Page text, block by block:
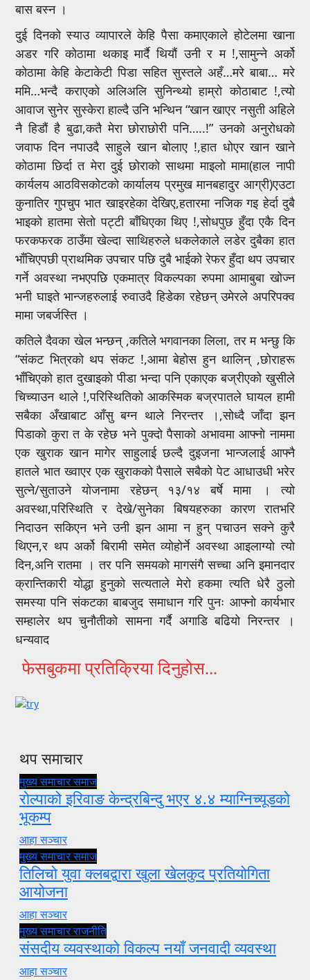
बास बस्न ।
दुई दिनको स्याउ व्यापारले केहि पैसा कमाएकाले होटेलमा खाना
अडर गरि कोठामा थकाइ मार्दै थियौं उनी र म !,सामुन्ने अर्को
कोठामा केहि केटाकेटी पिडा सहित सुस्तले अहँ…मरे बाबा… मरे
ममि…भन्दै कराएको अलिअलि सुनिन्थ्यो हाम्रो कोठाबाट !,त्यो
आवाज सुनेर सुस्केरा हाल्दै उनि भन्थिन “खान खाएर नसुती अहिले
नै हिडौं है बुढा,कतै मेरा छोराछोरी पनि…..!” उनको अनुरोधको
जवाफ दिन नपाउदै साहुले खान बोलाए !,हात धोएर खान खाने
कोठामा छिर्दा त मेरा दुई छोराको साथमा माइलो मामा(हाल नापी
कार्यलय आठविसकोटको कार्यालय प्रमुख मानबहादुर आग्री)एउटा
कुनातिर गुपचुप भात खाइरहेका देखिए,हतारमा नजिक गइ हेर्दा दुबै
भाइको हातमा सेतो पट्टी बाँधिएका थिए !,सोधपुछ हुँदा एकै दिन
फरकफरक ठाउँमा खेल्दा साथिहरुले धकलेकाले लडेर दुबैका हात
भाँचिएपछी प्राथमिक उपचार पछि दुबै भाईको रेफर हुँदा थप उपचार
गर्ने अवस्था नभएपछि एकमात्र विकल्पका रुपमा आमाबुबा खोज्न
भनी घाइते भान्जहरुलाई रुवाउदै हिडेका रहेछन् उमेरले अपरिपक्व
मामा जबर्जस्ति ।
कतिले दैवका खेल भन्छन् ,कतिले भगवानका लिला, तर म भन्छु कि
“संकट भित्रको थप संकट !,आमा बेहोस हुन थालिन् ,छोराहरू
भाँचिएको हात दुखाइको पीडा भन्दा पनि एकाएक बज्रीएको खुसीले
चिच्याउन थाले !,परिस्थितिको आकस्मिक बज्रपातले घायल हामी
सबैका अँखाबाट आँसु बग्न थाले निरन्तर ।,सोध्दै जाँदा झन
पिडाको कुरा त के रहेछ भने पुक्दो पैसाको अभावमा आफ्नो नाममा
एक खुराक खान मागेर साहुलाई छल्दै दुइजना भान्जलाई आफ्नै
हातले भात ख्वाएर एक खुराकको पैसाले सबैको पेट आधाउधी भरेर
सुत्ने/सुताउने योजनामा रहेछन् १३/१४ बर्षे मामा । त्यो
अवस्था,परिस्थिति र देखे/सुनेका बिषयहरुका कारण रातभरि
निदाउन सकिएन भने उनी झन आमा न हुन् पचाउन सक्ने कुरै
थिएन,र थप अर्को बिरामी समेत व्योहोर्ने अवस्था आइलाग्यो त्यो
दिन,अनि रातमा । तर पनि समयको मागसंगै सच्चा अनि इमानदार
क्रान्तिकारी योद्धा हुनुको सत्यताले मेरो हकमा त्यति धेरै ठुलो
समस्या पनि संकटका बाबजुद समाधान गरि पुनः आफ्नो कार्यभार
सम्हालेर थप चुनौतीको सामना गर्दै अगाडि बढियो निरन्तर ।
धन्यवाद
फेसबुकमा प्रतिक्रिया दिनुहोस...
थप समाचार
मुख्य समाचारसमाज
रोल्पाको इरिवाङ केन्द्रबिन्दु भएर ४.४ म्याग्निच्यूडको
भूकम्प
आहा सञ्चार
मुख्य समाचारसमाज
तिलिचो युवा क्लबद्वारा खुला खेलकुद प्रतियोगिता
आयोजना
आहा सञ्चार
मुख्य समाचारराजनीति
संसदीय व्यवस्थाको विकल्प नयाँ जनवादी व्यवस्था
आहा सञ्चार